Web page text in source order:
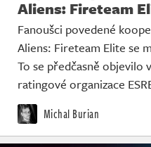
Aliens: Fireteam
Fanoušci povedené
Aliens: Fireteam Elite se
To se předčasně objevilo
ratingové organizace
Michal Burian